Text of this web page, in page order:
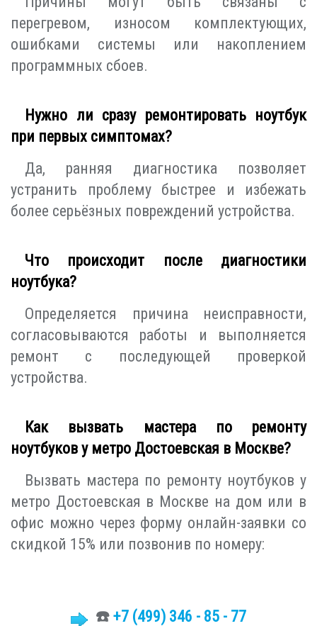
перегревом, износом комплектующих,
ошибками системы или накоплением
программных сбоев.
Нужно ли сразу ремонтировать ноутбук
при первых симптомах?
Да, ранняя диагностика позволяет
устранить проблему быстрее и избежать
более серьёзных повреждений устройства.
Что происходит после диагностики
ноутбука?
Определяется причина неисправности,
согласовываются работы и выполняется
ремонт с последующей проверкой
устройства.
Как вызвать мастера по ремонту
ноутбуков у метро Достоевская в Москве?
Вызвать мастера по ремонту ноутбуков у
метро Достоевская в Москве на дом или в
офис можно через форму онлайн-заявки со
скидкой 15% или позвонив по номеру:
☎️ +7 (499) 346 - 85 - 77